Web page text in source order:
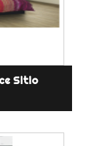
Sitio